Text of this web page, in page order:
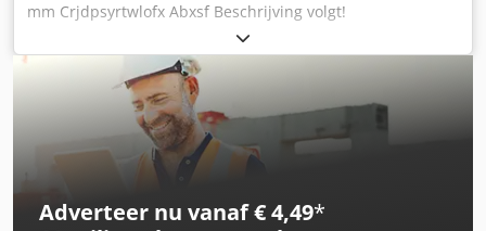
mm Crjdpsyrtwlofx Abxsf Beschrijving volgt!
Adverteer nu vanaf € 4,49*